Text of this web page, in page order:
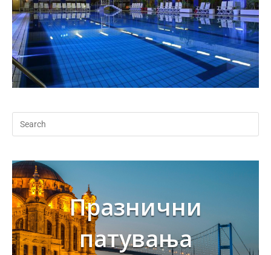
Празнични
патувања